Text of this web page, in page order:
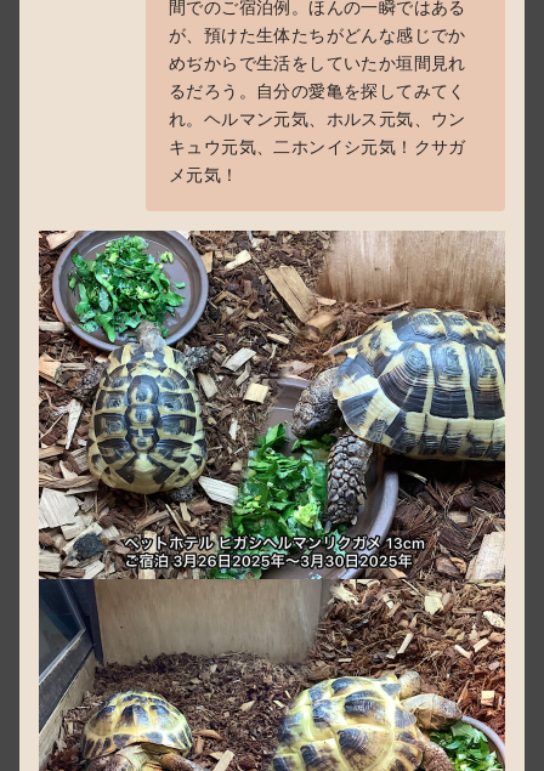
間でのご宿泊例。ほんの一瞬ではある
が、預けた生体たちがどんな感じでか
めぢからで生活をしていたか垣間見れ
るだろう。自分の愛亀を探してみてく
れ。ヘルマン元気、ホルス元気、ウン
キュウ元気、二ホンイシ元気！クサガ
メ元気！